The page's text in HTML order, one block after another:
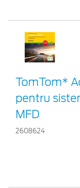
TomTom*
pentru
MFD
2608624